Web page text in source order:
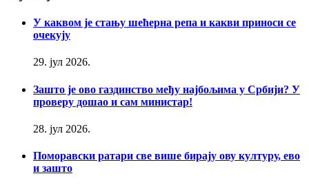
У каквом је стању шећерна репа и какви приноси се
очекују
29. јул 2026.
Зашто је ово газдинство међу најбољима у Србији? У
проверу дошао и сам министар!
28. јул 2026.
Поморавски ратари све више бирају ову културу, ево
и зашто